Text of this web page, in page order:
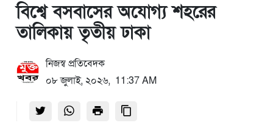
বিশ্বে বসবাসের অযোগ্য শহরের
তালিকায় তৃতীয় ঢাকা
নিজস্ব প্রতিবেদক
০৮ জুলাই, ২০২৬, 11:37 AM